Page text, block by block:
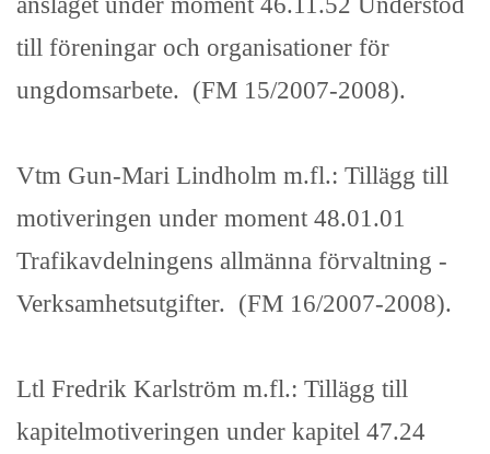
till föreningar och organisationer för
ungdomsarbete. (FM 15/2007-2008).
Vtm Gun-Mari Lindholm m.fl.: Tillägg till
motiveringen under moment 48.01.01
Trafikavdelningens allmänna förvaltning -
Verksamhetsutgifter. (FM 16/2007-2008).
Ltl Fredrik Karlström m.fl.: Tillägg till
kapitelmotiveringen under kapitel 47.24